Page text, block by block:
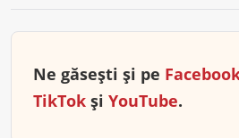
Ne găsești și pe
TikTok și YouTube.